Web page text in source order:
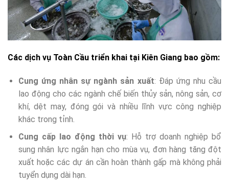
Các dịch vụ Toàn Cầu triển khai tại Kiên Giang bao gồm:
Cung ứng nhân sự ngành sản xuất: Đáp ứng nhu cầu
lao động cho các ngành chế biến thủy sản, nông sản, cơ
khí, dệt may, đóng gói và nhiều lĩnh vực công nghiệp
khác trong tỉnh.
Cung cấp lao động thời vụ: Hỗ trợ doanh nghiệp bổ
sung nhân lực ngắn hạn cho mùa vụ, đơn hàng tăng đột
xuất hoặc các dự án cần hoàn thành gấp mà không phải
tuyển dụng dài hạn.